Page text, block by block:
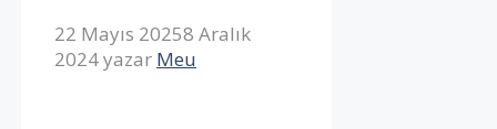
22 Mayıs 20258 Aralık
2024yazar Meu